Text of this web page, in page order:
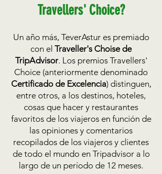
Travellers' Choice?
Un año más, TeverAstur es premiado
con el Traveller's Choise de
TripAdvisor. Los premios Travellers'
Choice (anteriormente denominado
Certificado de Excelencia) distinguen,
entre otros, a los destinos, hoteles,
cosas que hacer y restaurantes
favoritos de los viajeros en función de
las opiniones y comentarios
recopilados de los viajeros y clientes
de todo el mundo en Tripadvisor a lo
largo de un período de 12 meses.